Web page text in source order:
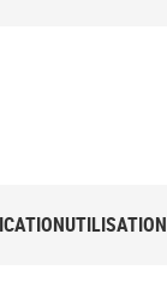
UTILISATION